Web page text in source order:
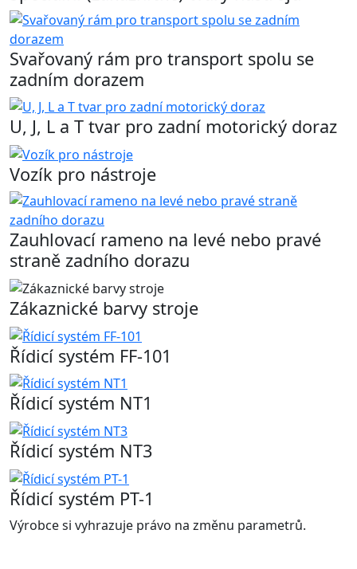
Svařovaný rám pro transport spolu se
zadním dorazem
U, J, L a T tvar pro zadní motorický doraz
Vozík pro nástroje
Zauhlovací rameno na levé nebo pravé
straně zadního dorazu
Zákaznické barvy stroje
Řídicí systém FF-101
Řídicí systém NT1
Řídicí systém NT3
Řídicí systém PT-1
Výrobce si vyhrazuje právo na změnu parametrů.